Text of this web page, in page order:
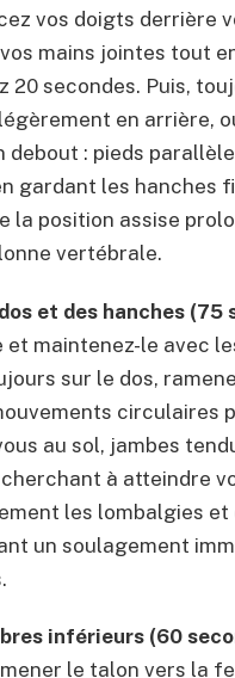
vos doigts derrière
mains jointes tout
20 secondes. Puis,
en arrière,
: pieds
gardant les
la position assise
vertébrale.
et des hanches (75
maintenez-le avec
sur le dos,
circulaires
au sol, jambes
cherchant à atteindre
les lombalgies et
un soulagement
inférieurs (60
le talon vers la